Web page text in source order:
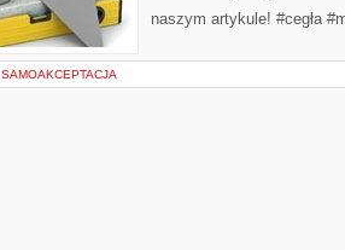
naszym artykule! #cegła
SAMOAKCEPTACJA